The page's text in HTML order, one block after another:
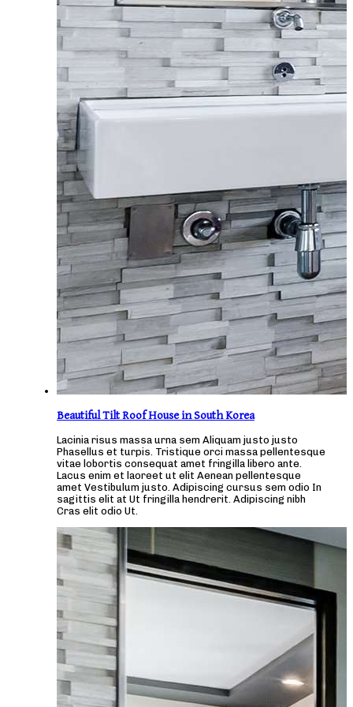
Beautiful Tilt Roof House in South Korea
Lacinia risus massa urna sem Aliquam justo justo
Phasellus et turpis. Tristique orci massa pellentesque
vitae lobortis consequat amet fringilla libero ante.
Lacus enim et laoreet ut elit Aenean pellentesque
amet Vestibulum justo. Adipiscing cursus sem odio In
sagittis elit at Ut fringilla hendrerit. Adipiscing nibh
Cras elit odio Ut.